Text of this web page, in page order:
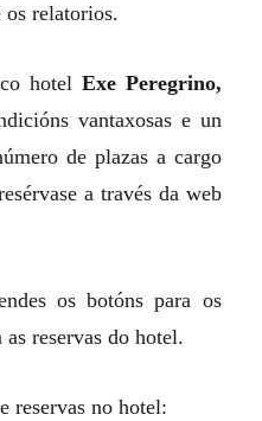
relatorios.
hotel Exe Peregrino,
vantaxosas e un
de plazas a cargo
a través da web
os botóns para os
reservas do hotel.
reservas no hotel: